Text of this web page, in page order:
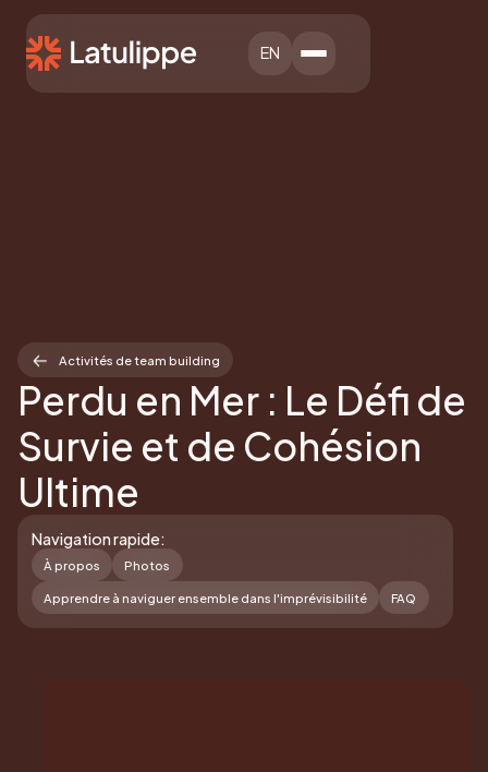
EN
Activités de team building
Perdu en Mer : Le Défi de
Survie et de Cohésion
Ultime
Navigation rapide:
À propos Photos
Apprendre à naviguer ensemble dans l'imprévisibilité FAQ